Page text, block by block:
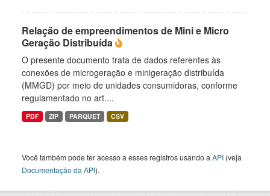
Relação de empreendimentos de Mini e Micro
Geração Distribuída
O presente documento trata de dados referentes às
conexões de microgeração e minigeração distribuída
(MMGD) por meio de unidades consumidoras, conforme
regulamentado no art....
PDF ZIP PARQUET CSV
Você também pode ter acesso a esses registros usando a API (veja
Documentação da API).